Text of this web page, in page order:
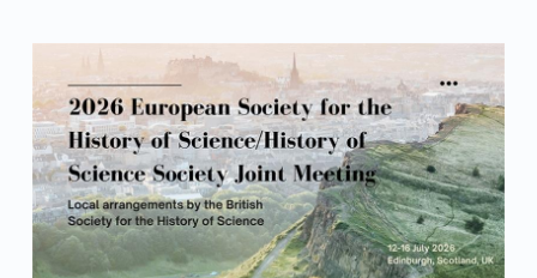
Link identifier archive #link-archive-thumb-soap-77723